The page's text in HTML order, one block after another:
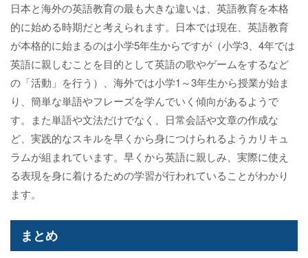
日本と海外の英語教育の最も大きな違いは、英語教育を本格
的に始める時期だと考えられます。日本では現在、英語教育
が本格的に始まるのは小学5年生からですが（小学3、4年では
英語に親しむことを目的として英語の歌やゲームをするなど
の「活動」を行う）、海外では小学1～3年生から授業が始ま
り、簡単な単語やフレーズを学んでいく傾向があるようで
す。また単語や文法だけでなく、日常会話や文章の作成な
ど、実践的なスキルを早くから身につけられるようカリキュ
ラムが組まれています。早くから英語に親しみ、実際に使え
る表現を身に着けるための学習が行われていることがわかり
ます。
まとめ